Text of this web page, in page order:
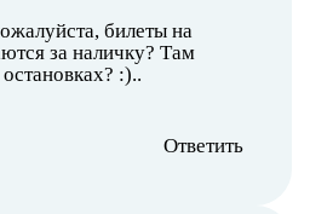
билеты на
за наличку? Там
:)..
Ответить